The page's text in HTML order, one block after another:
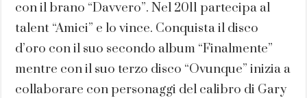
con il brano “Davvero”. Nel 2011 partecipa al
talent “Amici” e lo vince. Conquista il disco
d’oro con il suo secondo album “Finalmente”
mentre con il suo terzo disco “Ovunque” inizia a
collaborare con personaggi del calibro di Gary